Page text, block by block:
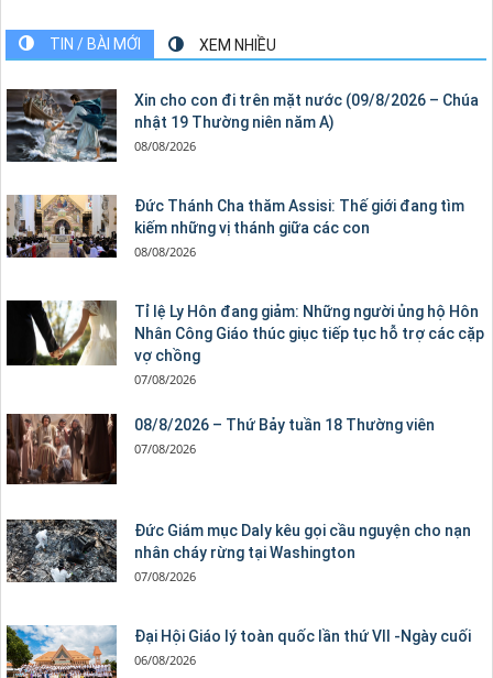
TIN / BÀI MỚI XEM NHIỀU
Xin cho con đi trên mặt nước (09/8/2026 – Chúa
nhật 19 Thường niên năm A)
08/08/2026
Đức Thánh Cha thăm Assisi: Thế giới đang tìm
kiếm những vị thánh giữa các con
08/08/2026
Tỉ lệ Ly Hôn đang giảm: Những người ủng hộ Hôn
Nhân Công Giáo thúc giục tiếp tục hỗ trợ các cặp
vợ chồng
07/08/2026
08/8/2026 – Thứ Bảy tuần 18 Thường viên
07/08/2026
Đức Giám mục Daly kêu gọi cầu nguyện cho nạn
nhân cháy rừng tại Washington
07/08/2026
Đại Hội Giáo lý toàn quốc lần thứ VII -Ngày cuối
06/08/2026